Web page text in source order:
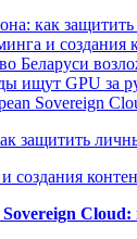
как
и создания
Беларуси
ищут GPU за
Sovereign
защитить
создания